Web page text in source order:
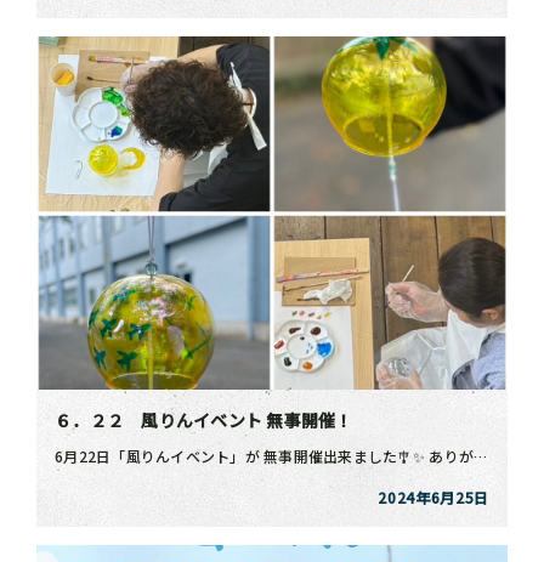
６．２２ 風りんイベント 無事開催！
6月22日「風りんイベント」が 無事開催出来ました🎐✨ ありがとうございます👏 ⁡ 透明感のある専用 […]
2024年6月25日